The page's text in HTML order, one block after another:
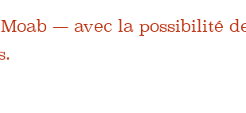
— avec la possibilité